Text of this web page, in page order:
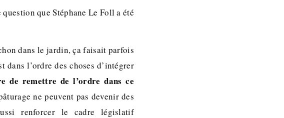
que Stéphane Le Foll a été
dans le jardin, ça faisait parfois
l’ordre des choses d’intégrer
de remettre de l’ordre dans ce
ne peuvent pas devenir des
renforcer le cadre législatif